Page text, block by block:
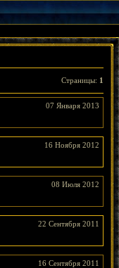
Страницы: 1
07 Января 2013
16 Ноября 2012
08 Июля 2012
22 Сентября 2011
16 Сентября 2011